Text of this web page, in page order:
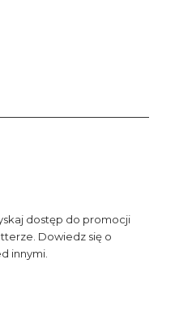
dostęp do promocji
Dowiedz się o
innymi.